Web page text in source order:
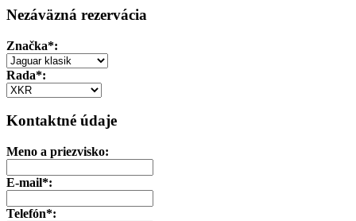
Nezáväzná rezervácia
Značka*:
Rada*:
Kontaktné údaje
Meno a priezvisko:
E-mail*:
Telefón*: